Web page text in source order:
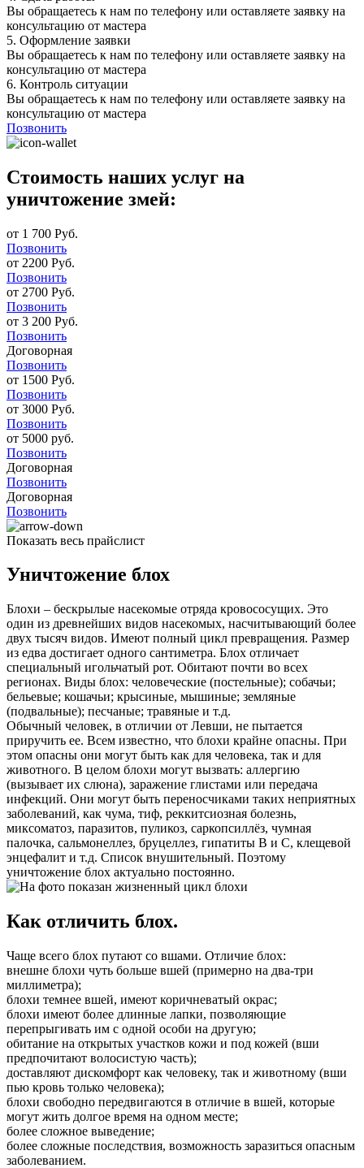
Вы обращаетесь к нам по телефону или оставляете заявку на
консультацию от мастера
5. Оформление заявки
Вы обращаетесь к нам по телефону или оставляете заявку на
консультацию от мастера
6. Контроль ситуации
Вы обращаетесь к нам по телефону или оставляете заявку на
консультацию от мастера
Позвонить
Стоимость наших услуг на
уничтожение змей:
от 1 700 Руб.
Позвонить
от 2200 Руб.
Позвонить
от 2700 Руб.
Позвонить
от 3 200 Руб.
Позвонить
Договорная
Позвонить
от 1500 Руб.
Позвонить
от 3000 Руб.
Позвонить
от 5000 руб.
Позвонить
Договорная
Позвонить
Договорная
Позвонить
Показать весь прайслист
Уничтожение блох
Блохи – бескрылые насекомые отряда кровососущих. Это
один из древнейших видов насекомых, насчитывающий более
двух тысяч видов. Имеют полный цикл превращения. Размер
из едва достигает одного сантиметра. Блох отличает
специальный игольчатый рот. Обитают почти во всех
регионах. Виды блох: человеческие (постельные); собачьи;
бельевые; кошачьи; крысиные, мышиные; земляные
(подвальные); песчаные; травяные и т.д.
Обычный человек, в отличии от Левши, не пытается
приручить ее. Всем известно, что блохи крайне опасны. При
этом опасны они могут быть как для человека, так и для
животного. В целом блохи могут вызвать: аллергию
(вызывает их слюна), заражение глистами или передача
инфекций. Они могут быть переносчиками таких неприятных
заболеваний, как чума, тиф, реккитсиозная болезнь,
миксоматоз, паразитов, пуликоз, саркопсиллёз, чумная
палочка, сальмонеллез, бруцеллез, гипатиты В и С, клещевой
энцефалит и т.д. Список внушительный. Поэтому
уничтожение блох актуально постоянно.
Как отличить блох.
Чаще всего блох путают со вшами. Отличие блох:
внешне блохи чуть больше вшей (примерно на два-три
миллиметра);
блохи темнее вшей, имеют коричневатый окрас;
блохи имеют более длинные лапки, позволяющие
перепрыгивать им с одной особи на другую;
обитание на открытых участков кожи и под кожей (вши
предпочитают волосистую часть);
доставляют дискомфорт как человеку, так и животному (вши
пью кровь только человека);
блохи свободно передвигаются в отличие в вшей, которые
могут жить долгое время на одном месте;
более сложное выведение;
более сложные последствия, возможность заразиться опасным
заболеванием.